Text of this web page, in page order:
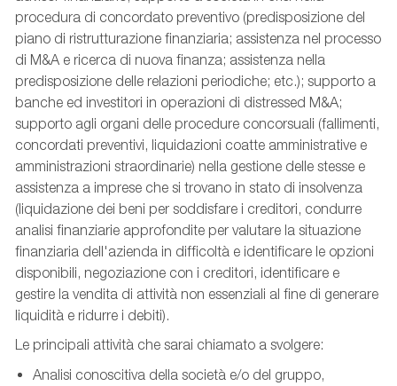
procedura di concordato preventivo (predisposizione del
piano di ristrutturazione finanziaria; assistenza nel processo
di M&A e ricerca di nuova finanza; assistenza nella
predisposizione delle relazioni periodiche; etc.); supporto a
banche ed investitori in operazioni di distressed M&A;
supporto agli organi delle procedure concorsuali (fallimenti,
concordati preventivi, liquidazioni coatte amministrative e
amministrazioni straordinarie) nella gestione delle stessee
assistenza a imprese che si trovano in stato di insolvenza
(liquidazione dei beni per soddisfare i creditori, condurre
analisi finanziarie approfondite per valutare la situazione
finanziaria dell'azienda in difficoltà e identificare le opzioni
disponibili, negoziazione con i creditori, identificare e
gestire la vendita di attività non essenziali al fine di generare
liquidità e ridurre i debiti).
Le principali attività che sarai chiamato a svolgere:
Analisi conoscitiva della società e/o del gruppo,